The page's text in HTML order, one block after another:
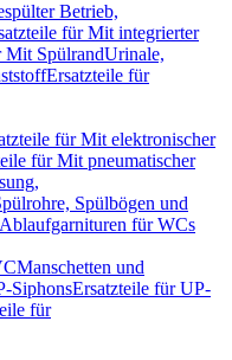
Betrieb,
für Mit integrierter
Mit SpülrandUrinale,
Ersatzteile für
für Mit elektronischer
für Mit pneumatischer
Spülbögen und
Ablaufgarnituren für WCs
Manschetten und
SiphonsErsatzteile für UP-
für